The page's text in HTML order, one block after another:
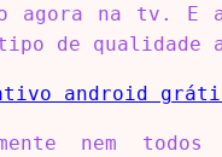
agora na tv. E
de qualidade
nem